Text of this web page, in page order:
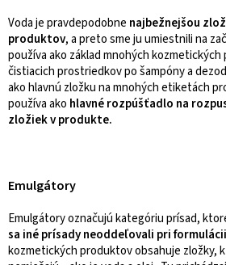
Voda je pravdepodobne najbežnejšou
produktov, a preto sme ju umiestnili na
používa ako základ mnohých
čistiacich prostriedkov po šampóny a
ako hlavnú zložku na mnohých etiketách
používa ako hlavné rozpúšťadlo na
zložiek v produkte.
Emulgátory
Emulgátory označujú kategóriu prísad,
sa iné prísady neoddeľovali pri
kozmetických produktov obsahuje zložky,